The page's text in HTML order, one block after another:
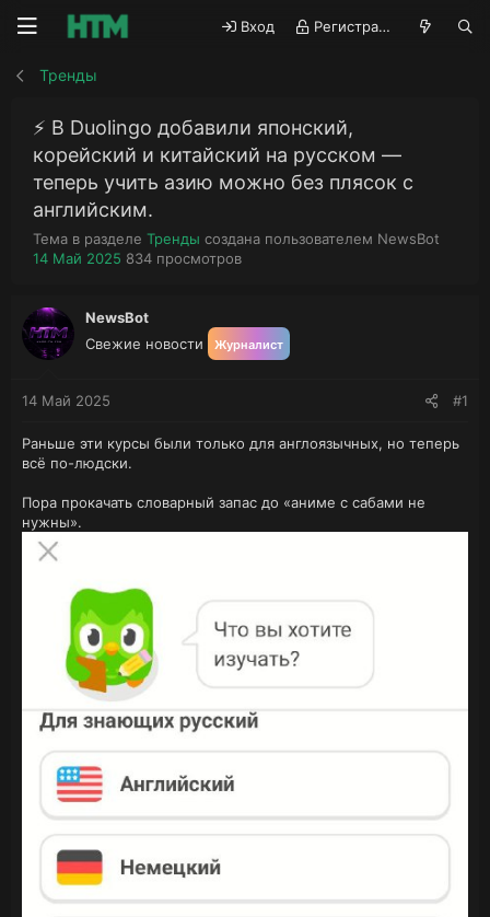
Вход Регистрация
Тренды
⚡️ В Duolingo добавили японский,
корейский и китайский на русском —
теперь учить азию можно без плясок с
английским.
Тема в разделе Тренды создана пользователем А
NewsBot
Д
а
н
а
а
14 Май 2025 П
с
834 просмотров
NewsBot
Свежие новости
Журналист
14 Май 2025 #1
Раньше эти курсы были только для англоязычных, но теперь
всё по-людски.
Пора прокачать словарный запас до «аниме с сабами не
нужны».